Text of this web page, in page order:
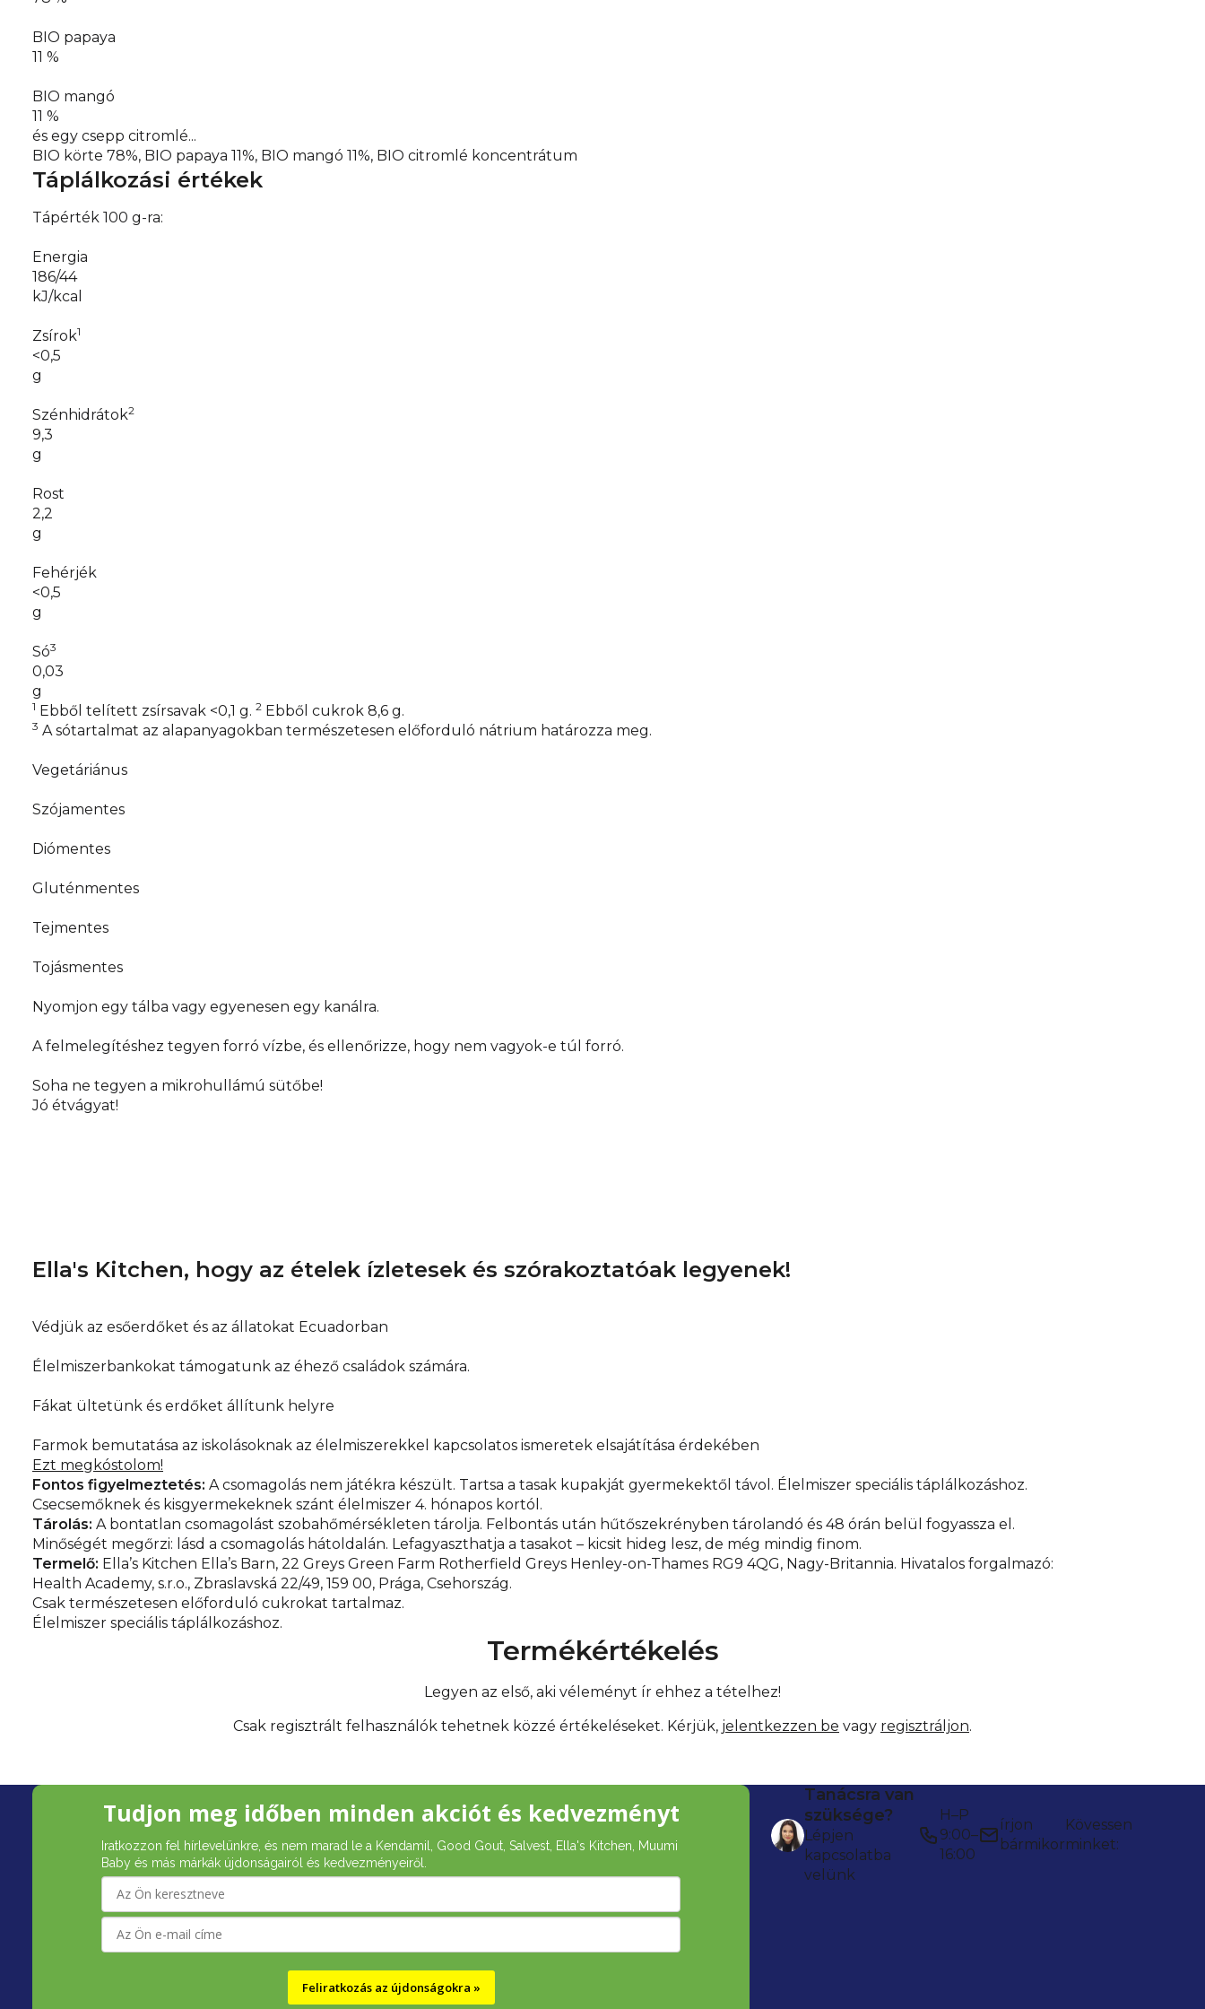
BIO papaya
11 %
BIO mangó
11 %
és egy csepp citromlé...
BIO körte 78%, BIO papaya 11%, BIO mangó 11%, BIO citromlé koncentrátum
Táplálkozási értékek
Tápérték 100 g-ra:
Energia
186/44
kJ/kcal
Zsírok1
<0,5
g
Szénhidrátok2
9,3
g
Rost
2,2
g
Fehérjék
<0,5
g
Só3
0,03
g
1 Ebből telített zsírsavak <0,1 g. 2 Ebből cukrok 8,6 g.
3 A sótartalmat az alapanyagokban természetesen előforduló nátrium határozza meg.
Vegetáriánus
Szójamentes
Diómentes
Gluténmentes
Tejmentes
Tojásmentes
Nyomjon egy tálba vagy egyenesen egy kanálra.
A felmelegítéshez tegyen forró vízbe, és ellenőrizze, hogy nem vagyok-e túl forró.
Soha ne tegyen a mikrohullámú sütőbe!
Jó étvágyat!
Ella's Kitchen, hogy az ételek ízletesek és szórakoztatóak legyenek!
Védjük az esőerdőket és az állatokat Ecuadorban
Élelmiszerbankokat támogatunk az éhező családok számára.
Fákat ültetünk és erdőket állítunk helyre
Farmok bemutatása az iskolásoknak az élelmiszerekkel kapcsolatos ismeretek elsajátítása érdekében
Ezt megkóstolom!
Fontos figyelmeztetés: A csomagolás nem játékra készült. Tartsa a tasak kupakját gyermekektől távol. Élelmiszer speciális táplálkozáshoz.
Csecsemőknek és kisgyermekeknek szánt élelmiszer 4. hónapos kortól.
Tárolás: A bontatlan csomagolást szobahőmérsékleten tárolja. Felbontás után hűtőszekrényben tárolandó és 48 órán belül fogyassza el.
Minőségét megőrzi: lásd a csomagolás hátoldalán. Lefagyaszthatja a tasakot – kicsit hideg lesz, de még mindig finom.
Termelő: Ella’s Kitchen Ella’s Barn, 22 Greys Green Farm Rotherfield Greys Henley-on-Thames RG9 4QG, Nagy-Britannia. Hivatalos forgalmazó:
Health Academy, s.r.o., Zbraslavská 22/49, 159 00, Prága, Csehország.
Csak természetesen előforduló cukrokat tartalmaz.
Élelmiszer speciális táplálkozáshoz.
Termékértékelés
Legyen az első, aki véleményt ír ehhez a tételhez!
Csak regisztrált felhasználók tehetnek közzé értékeléseket. Kérjük, jelentkezzen be vagy regisztráljon.
Tudjon meg időben minden akciót és kedvezményt
Iratkozzon fel hírlevelünkre, és nem marad le a Kendamil, Good Gout, Salvest, Ella's Kitchen, Muumi
Baby és más márkák újdonságairól és kedvezményeiről.
Feliratkozás az újdonságokra »
Tanácsra van
szüksége?
Lépjen
kapcsolatba
velünk
H–P
9:00–
16:00
írjon
bármikor
Kövessen
minket: